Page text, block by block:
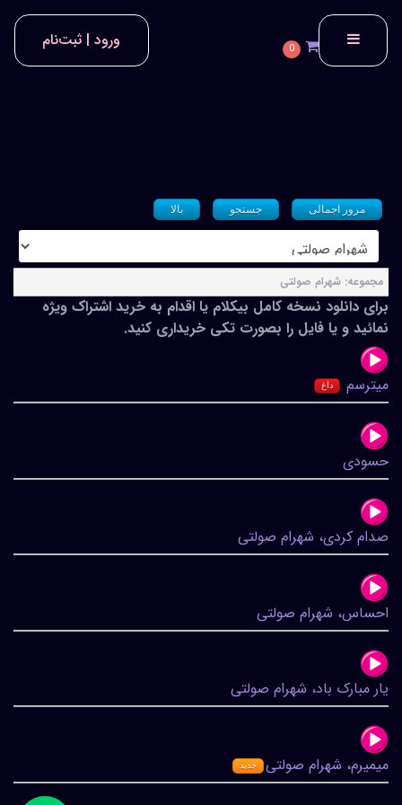
0 ورود | ثبت‌نام
مرور اجمالی جستجو بالا
مجموعه: شهرام صولتی
برای دانلود نسخه کامل بیکلام یا اقدام به خرید اشتراک ویژه
نمائید و یا فایل را بصورت تکی خریداری کنید.
میترسم داغ
حسودی
صدام کردی، شهرام صولتی
احساس، شهرام صولتی
یار مبارک باد، شهرام صولتی
میمیرم، شهرام صولتی جدید